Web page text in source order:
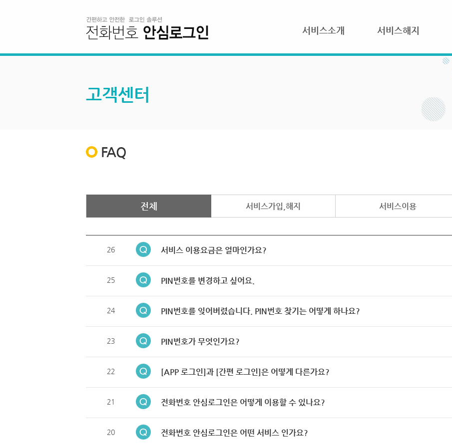
서비스소개 서비스해지
고객센터
FAQ
전체 서비스가입,해지 서비스이용
26 서비스 이용요금은 얼마인가요?
25 PIN번호를 변경하고 싶어요.
24 PIN번호를 잊어버렸습니다. PIN번호 찾기는 어떻게 하나요?
23 PIN번호가 무엇인가요?
22 [APP 로그인]과 [간편 로그인]은 어떻게 다른가요?
21 전화번호 안심로그인은 어떻게 이용할 수 있나요?
20 전화번호 안심로그인은 어떤 서비스 인가요?